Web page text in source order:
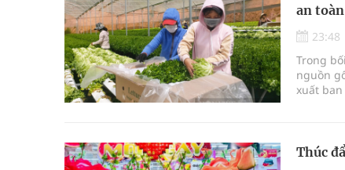
an toàn
23:48
Trong
nguồn
xuất
Thúc